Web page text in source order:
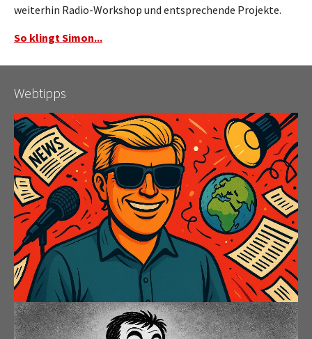
weiterhin Radio-Workshop und entsprechende Projekte.
So klingt Simon...
Webtipps